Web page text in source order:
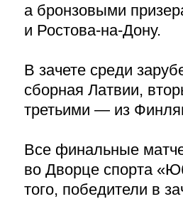
а бронзовыми
и Ростова-на-Дону.
В зачете среди
сборная Латвии,
третьими — из
Все финальные
во Дворце спорта
того, победители в